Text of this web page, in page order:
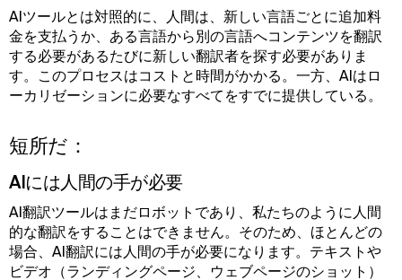
AIツールとは対照的に、人間は、新しい言語ごとに追加料
金を支払うか、ある言語から別の言語へコンテンツを翻訳
する必要があるたびに新しい翻訳者を探す必要がありま
す。このプロセスはコストと時間がかかる。一方、AIはロ
ーカリゼーションに必要なすべてをすでに提供している。
短所だ：
AIには人間の手が必要
AI翻訳ツールはまだロボットであり、私たちのように人間
的な翻訳をすることはできません。そのため、ほとんどの
場合、AI翻訳には人間の手が必要になります。テキストや
ビデオ（ランディングページ、ウェブページのショット）